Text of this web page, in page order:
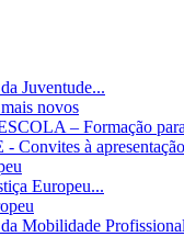
Juventude...
novos
– Formação
- Convites à
Europeu...
Mobilidade